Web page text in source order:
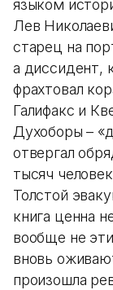
языком
Лев
старец на
а диссидент,
фрахтовал
Галифакс и
Духоборы –
отвергал
тысяч
Толстой
книга ценна
вообще не
вновь
произошла